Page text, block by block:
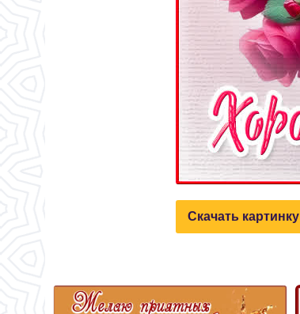
Скачать картинку